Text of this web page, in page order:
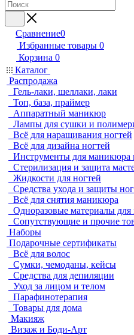
Сравнение0
Избранные товары 0
Корзина 0
Каталог
Распродажа
Гель-лаки, шеллаки, лаки
Топ, база, праймер
Аппаратный маникюр
Лампы для сушки и
Всё для наращивания ногтей
Всё для дизайна ногтей
Инструменты для маникюра
Стерилизация и защита
Жидкости для ногтей
Средства ухода и защиты
Всё для снятия маникюра
Одноразовые материалы
Сопутствующие и прочие
Наборы
Подарочные сертификаты
Всё для волос
Сумки, чемоданы, кейсы
Средства для депиляции
Уход за лицом и телом
Парафинотерапия
Товары для дома
Макияж
Визаж и Боди-Арт